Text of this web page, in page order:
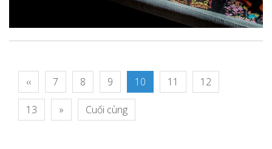
‹‹ 7 8 9 10 11 12
13 » Cuối cùng